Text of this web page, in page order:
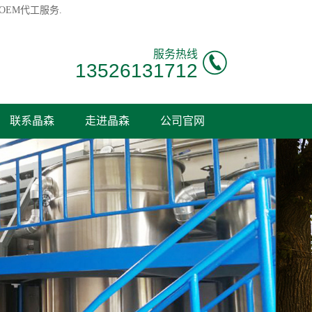
代工服务.
服务热线
13526131712
联系晶森 走进晶森 公司官网